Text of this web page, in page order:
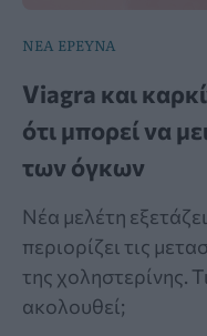
ΝΕΑ ΕΡΕΥΝΑ
Viagra και
ότι μπορεί να
των όγκων
Νέα μελέτη
περιορίζει τις
της χοληστερίνης.
ακολουθεί;